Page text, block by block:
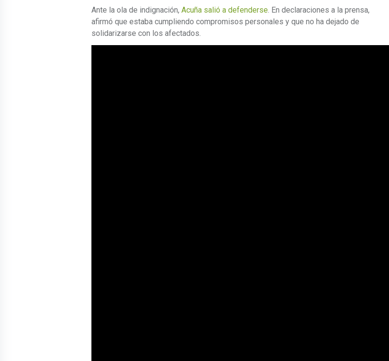
Ante la ola de indignación, Acuña salió a defenderse. En declaraciones a la prensa,
afirmó que estaba cumpliendo compromisos personales y que no ha dejado de
solidarizarse con los afectados.